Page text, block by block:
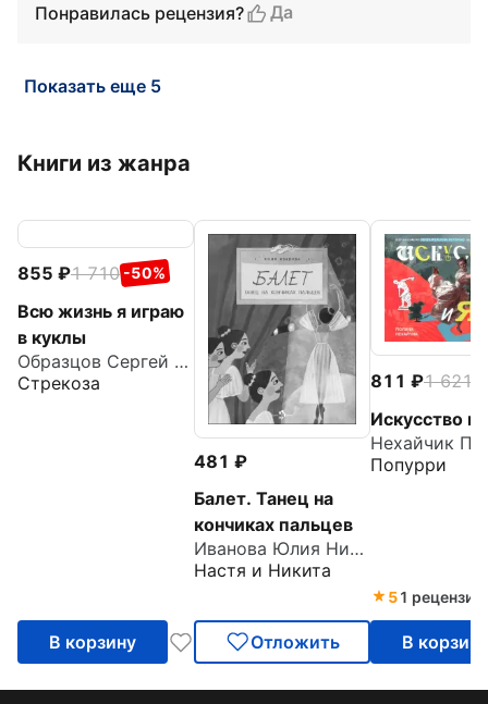
Понравилась рецензия?
Да
Показать еще 5
Книги из жанра
855 1 710 -50%
Всю жизнь я играю
в куклы
Образцов Сергей Владимирович
Стрекоза
В корзину
481
Балет. Танец на
кончиках пальцев
Иванова Юлия Николаевна
Настя и Никита
Отложить
811 1 621
Искусство и
Нехайчик
Попурри
51 рецензия
В корзину